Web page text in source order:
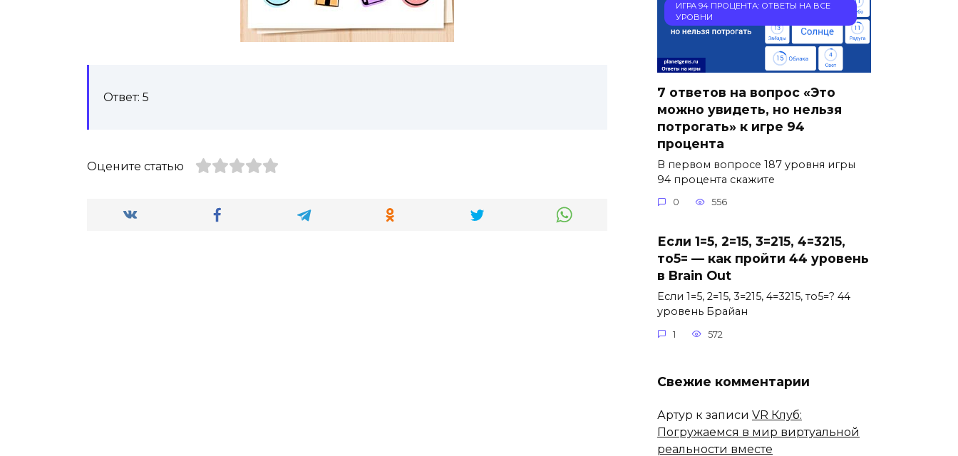
Ответ: 5
Оцените статью
ИГРА 94 ПРОЦЕНТА: ОТВЕТЫ НА ВСЕ
УРОВНИ
7 ответов на вопрос «Это
можно увидеть, но нельзя
потрогать» к игре 94
процента
В первом вопросе 187 уровня игры
94 процента скажите
0 556
Если 1=5, 2=15, 3=215, 4=3215,
то5= — как пройти 44 уровень
в Brain Out
Если 1=5, 2=15, 3=215, 4=3215, то5=? 44
уровень Брайан
1 572
Свежие комментарии
Артур к записи VR Клуб:
Погружаемся в мир виртуальной
реальности вместе